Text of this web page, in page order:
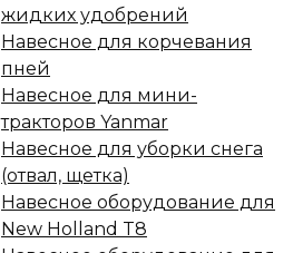
жидких удобрений
Навесное для корчевания
пней
Навесное для мини-
тракторов Yanmar
Навесное для уборки снега
(отвал, щетка)
Навесное оборудование для
New Holland T8